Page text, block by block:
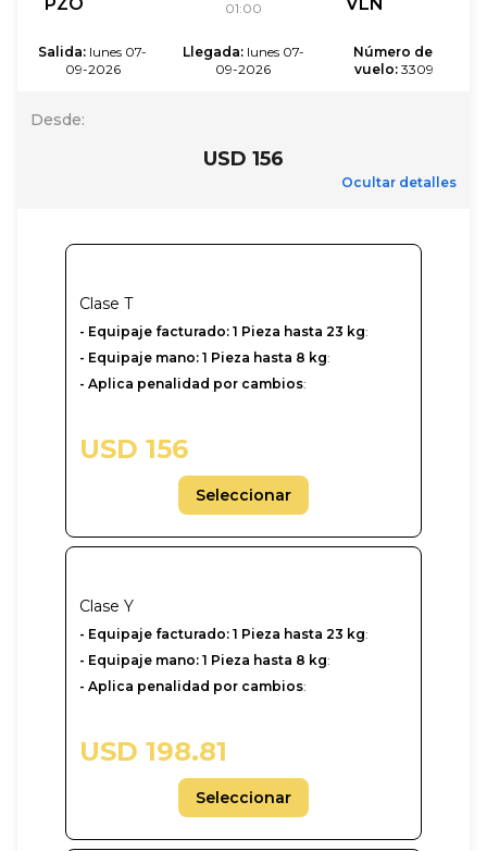
01:00
Salida: lunes 07-
09-2026
Llegada: lunes 07-
09-2026
Número de
vuelo: 3309
Desde:
USD 156
Ocultar detalles
Clase T
- Equipaje facturado: 1 Pieza hasta 23 kg:
- Equipaje mano: 1 Pieza hasta 8 kg:
- Aplica penalidad por cambios:
USD 156
Seleccionar
Clase Y
-‎ Equipaje facturado: 1 Pieza hasta 23 kg:
- Equipaje mano: 1 Pieza hasta 8 kg:
- Aplica penalidad por cambios:
USD 198.81
Seleccionar